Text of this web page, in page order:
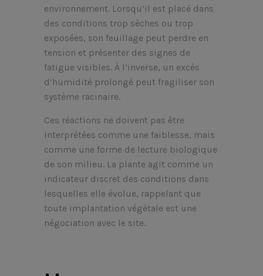
environnement. Lorsqu’il est placé dans
des conditions trop sèches ou trop
exposées, son feuillage peut perdre en
tension et présenter des signes de
fatigue visibles. À l’inverse, un excès
d’humidité prolongé peut fragiliser son
système racinaire.
Ces réactions ne doivent pas être
interprétées comme une faiblesse, mais
comme une forme de lecture biologique
de son milieu. La plante agit comme un
indicateur discret des conditions dans
lesquelles elle évolue, rappelant que
toute implantation végétale est une
négociation avec le site.